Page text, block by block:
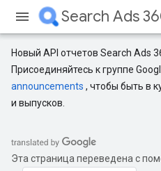
Новый API отчетов Search Ads
Присоединяйтесь к группе
announcements , чтобы быть в
и выпусков.
Эта страница переведена с